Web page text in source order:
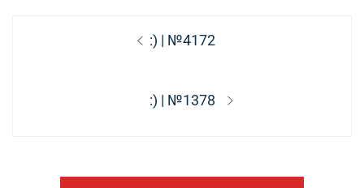
Предыдущая
:) | №4172
Следующая
:) | №1378